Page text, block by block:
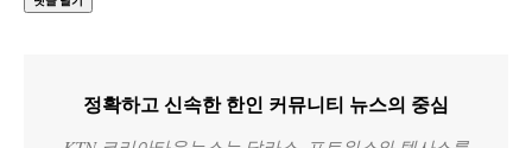
정확하고 신속한 한인 커뮤니티 뉴스의 중심